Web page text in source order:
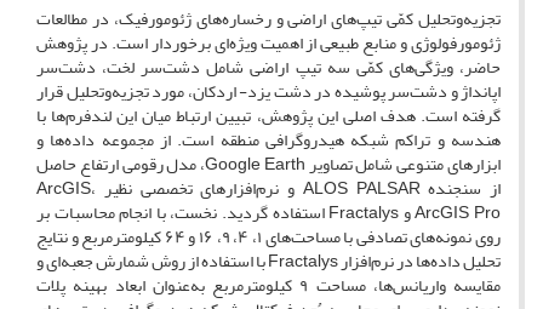
تجزیه‌وتحلیل کمّی تیپ‌های اراضی و رخساره‌های ژئومورفیک، در مطالعات
ژئومورفولوژی و منابع طبیعی از اهمیت ویژه‌ای برخوردار است. در پژوهش
حاضر، ویژگی‌های کمّی سه تیپ اراضی شامل دشت‌سر لخت، دشت‌سر
اپانداژ و دشت‌سر پوشیده در دشت یزد- اردکان، مورد تجزیه‌وتحلیل قرار
گرفته است. هدف اصلی این پژوهش، تبیین ارتباط میان این لندفرم‌ها با
هندسه و تراکم شبکه هیدروگرافی منطقه است. از مجموعه داده‌ها و
ابزارهای متنوعی شامل تصاویر Google Earth، مدل رقومی ارتفاع حاصل
از سنجنده ALOS PALSAR و نرم‌افزارهای تخصصی نظیر ArcGIS،
ArcGIS Pro و Fractalys استفاده گردید. نخست، با انجام محاسبات بر
روی نمونه‌های تصادفی با مساحت‌های ۱، ۴، ۹، ۱۶ و ۶۴ کیلومترمربع و نتایج
تحلیل داده‌ها در نرم‌افزار Fractalys با استفاده از روش شمارش جعبه‌ای و
مقایسه واریانس‌ها، مساحت ۹ کیلومترمربع به‌عنوان ابعاد بهینه پلات